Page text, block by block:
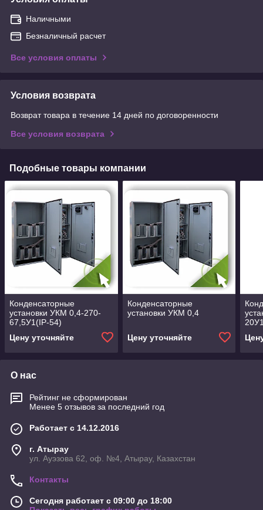
Наличными
Безналичный расчет
Все условия оплаты
Условия возврата
Возврат товара в течение 14 дней по договоренности
Все условия возврата
Подобные товары компании
Конденсаторные
установки УКМ 0,4-270-
67,5У1(IP-54)
Цену уточняйте
Конденсаторные
установки УКМ 0,4
Цену уточняйте
О нас
Рейтинг не сформирован
Менее 5 отзывов за последний год
Работает с 14.12.2016
г. Атырау
ул. Ауэзова 62, оф. №4, Атырау, Казахстан
Контакты
Сегодня работает с 09:00 до 18:00